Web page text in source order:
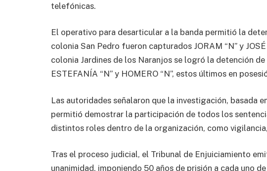
telefónicas.
El operativo para desarticular a la banda permitió la
colonia San Pedro fueron capturados JORAM “N” y
colonia Jardines de los Naranjos se logró la detención de
ESTEFANÍA “N” y HOMERO “N”, estos últimos en
Las autoridades señalaron que la investigación, basada
permitió demostrar la participación de todos los
distintos roles dentro de la organización, como
Tras el proceso judicial, el Tribunal de Enjuiciamiento
unanimidad, imponiendo 50 años de prisión a cada uno